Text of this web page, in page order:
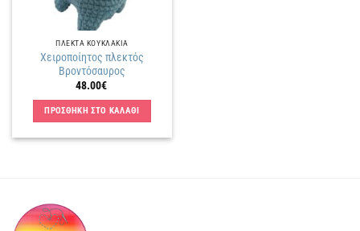
ΠΛΕΚΤΑ KΟΥΚΛΑΚΙΑ
Χειροποίητος πλεκτός
Βροντόσαυρος
48.00€
ΠΡΟΣΘΗΚΗ ΣΤΟ ΚΑΛΑΘΙ